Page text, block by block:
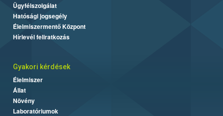
Ügyfélszolgálat
Hatósági jogsegély
Élelmiszermentő Központ
Hírlevél feliratkozás
Gyakori kérdések
Élelmiszer
Állat
Növény
Laboratóriumok